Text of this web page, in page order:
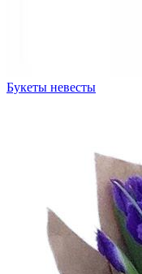
Букеты невесты